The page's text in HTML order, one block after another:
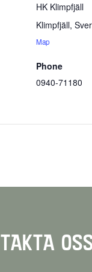
HK Klimpfjäll
Klimpfjäll,
Map
Phone
0940-71180